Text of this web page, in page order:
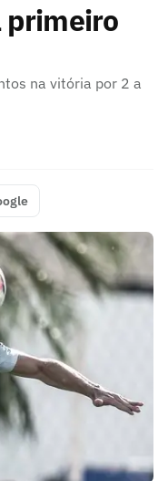
primeiro
na vitória por 2 a